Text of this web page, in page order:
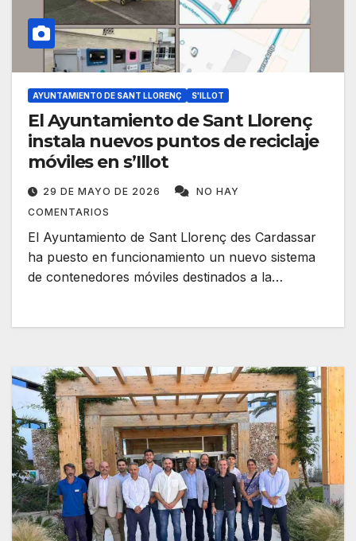
AYUNTAMIENTO DE SANT LLORENÇ S'ILLOT
El Ayuntamiento de Sant Llorenç
instala nuevos puntos de reciclaje
móviles en s’Illot
29 DE MAYO DE 2026
NO HAY
COMENTARIOS
El Ayuntamiento de Sant Llorenç des Cardassar
ha puesto en funcionamiento un nuevo sistema
de contenedores móviles destinados a la…